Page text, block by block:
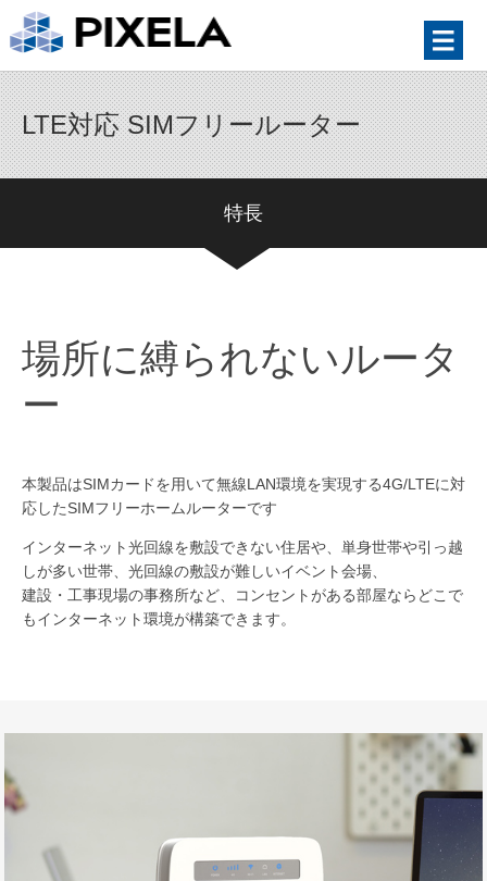
LTE対応 SIMフリールーター
特長
場所に縛られないルータ
ー
本製品はSIMカードを用いて無線LAN環境を実現する4G/LTEに対
応したSIMフリーホームルーターです
インターネット光回線を敷設できない住居や、単身世帯や引っ越
しが多い世帯、光回線の敷設が難しいイベント会場、
建設・工事現場の事務所など、コンセントがある部屋ならどこで
もインターネット環境が構築できます。